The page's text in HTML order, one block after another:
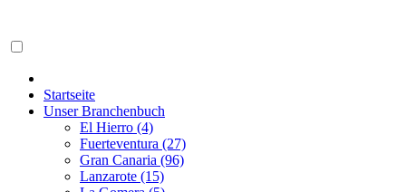
Startseite
Unser Branchenbuch
El Hierro (4)
Fuerteventura (27)
Gran Canaria (96)
Lanzarote (15)